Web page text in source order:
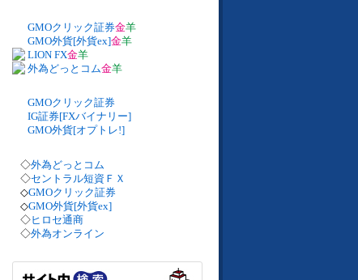
GMOクリック証券金羊
GMO外貨[外貨ex]金羊
LION FX金羊
外為どっとコム金羊
GMOクリック証券
IG証券[FXバイナリー]
GMO外貨[オプトレ!]
◇外為どっとコム
◇セントラル短資ＦＸ
◇GMOクリック証券
◇GMO外貨[外貨ex]
◇ヒロセ通商
◇外為オンライン